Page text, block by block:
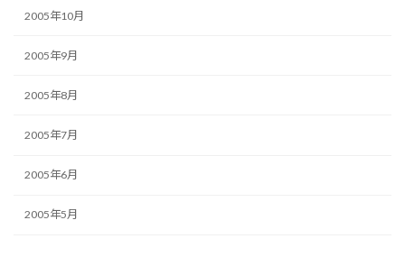
2005年10月
2005年9月
2005年8月
2005年7月
2005年6月
2005年5月